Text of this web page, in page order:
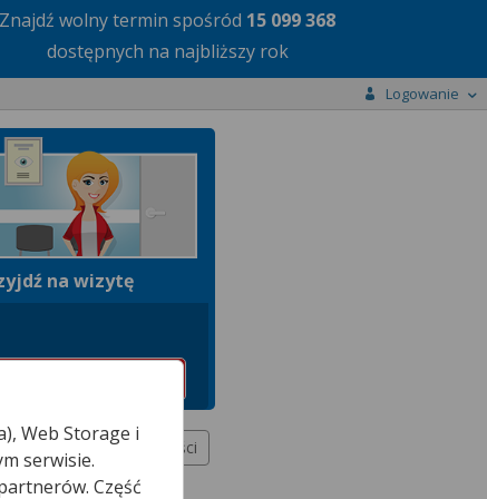
Znajdź wolny termin spośród 15 099 368
dostępnych na najbliższy rok
Logowanie
na wizytę
Więcej miejscowości
Web Storage i
serwisie.
Część